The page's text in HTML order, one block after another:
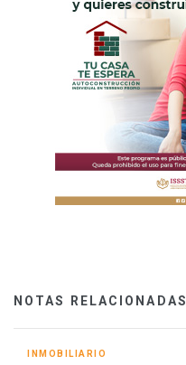
NOTAS RELACIONADAS
INMOBILIARIO